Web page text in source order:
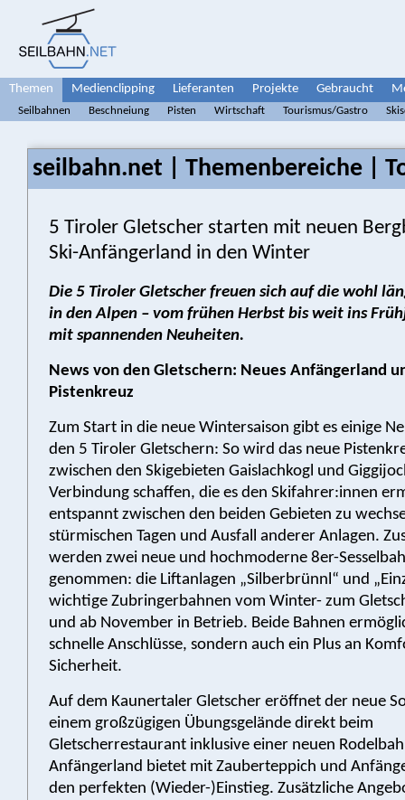
Themen Medienclipping Lieferanten Projekte Gebraucht
Seilbahnen Beschneiung Pisten Wirtschaft Tourismus/Gastro
seilbahn.net | Themenbereiche |
5 Tiroler Gletscher starten mit neuen
Ski-Anfängerland in den Winter
Die 5 Tiroler Gletscher freuen sich auf die wohl
in den Alpen – vom frühen Herbst bis weit ins
mit spannenden Neuheiten.
News von den Gletschern: Neues Anfängerland
Pistenkreuz
Zum Start in die neue Wintersaison gibt es einige
den 5 Tiroler Gletschern: So wird das neue
zwischen den Skigebieten Gaislachkogl und
Verbindung schaffen, die es den Skifahrer:innen
entspannt zwischen den beiden Gebieten zu
stürmischen Tagen und Ausfall anderer Anlagen.
werden zwei neue und hochmoderne 8er-
genommen: die Liftanlagen „Silberbrünnl“ und
wichtige Zubringerbahnen vom Winter- zum
und ab November in Betrieb. Beide Bahnen
schnelle Anschlüsse, sondern auch ein Plus an
Sicherheit.
Auf dem Kaunertaler Gletscher eröffnet der neue
einem großzügigen Übungsgelände direkt beim
Gletscherrestaurant inklusive einer neuen
Anfängerland bietet mit Zauberteppich und
den perfekten (Wieder-)Einstieg. Zusätzliche